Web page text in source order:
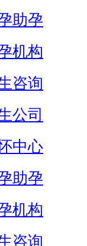
助孕
机构
咨询
公司
中心
助孕
机构
咨询